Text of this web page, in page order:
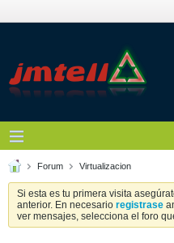
Forum Virtualizacion
Si esta es tu primera visita
anterior. En necesario registrase
ver mensajes, selecciona el foro